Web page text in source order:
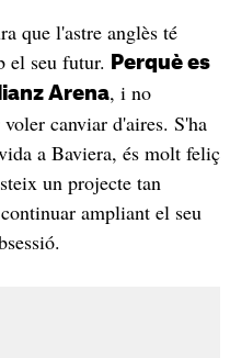
que l'astre anglès té
el seu futur.
Perquè es
Arena, i no
canviar d'aires. S'ha
a Baviera, és molt feliç
un projecte tan
ampliant el seu